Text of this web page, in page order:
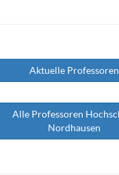
Aktuelle Professoren
Alle Professoren
Nordhausen